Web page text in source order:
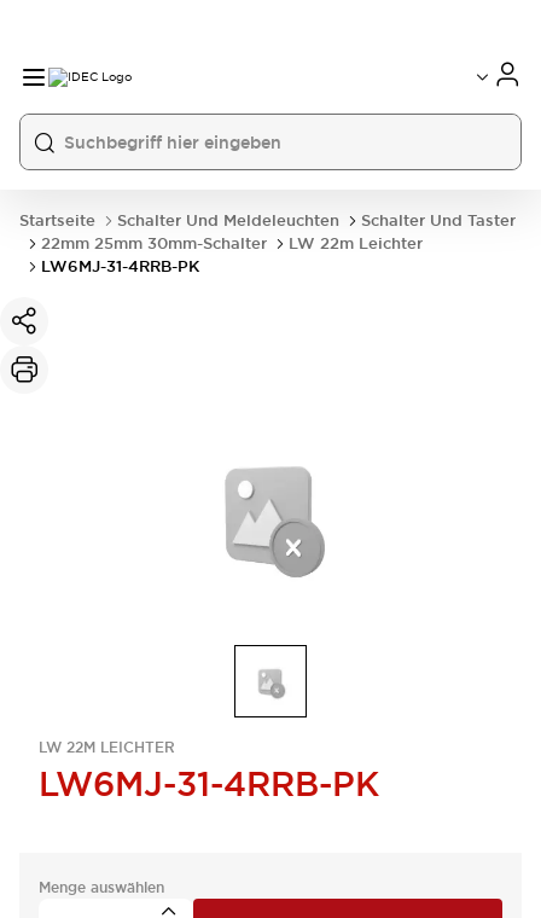
Startseite Schalter Und Meldeleuchten
Schalter Und Taster
22mm 25mm 30mm-Schalter
LW 22m Leichter
LW6MJ-31-4RRB-PK
LW 22M LEICHTER
LW6MJ-31-4RRB-PK
Menge auswählen